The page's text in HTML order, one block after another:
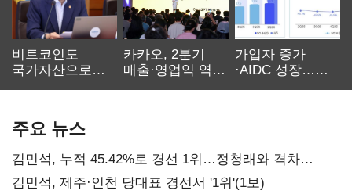
비트코인도
국가자산으로…'
카카오, 2분기
매출·영업익 역대
가입자 증가
·AIDC 성장…
주요 뉴스
김민석, 누적 45.42%로 경선 1위…정청래와 격차
0.86%p(2보)
김민석, 제주·인천 당대표 경선서 '1위'(1보)